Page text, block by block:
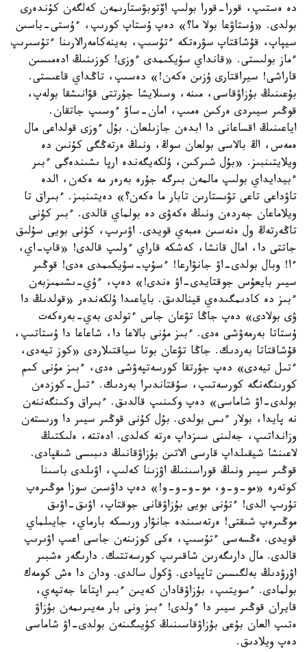
دە ەستىپ، قورا-قورا بولىپ اۆتوبۋستارىمەن كەلگەن كۇندەرى
بولدى. «ۇستاۋعا بولا ما؟» دەپ ۇستاپ كورىپ، ءۇستى-باسىن
سيپاپ، قۇشاقتاپ سۋرەتكە ءتۇسىپ، بەينەكامەرالارىنا ءتۇسىرىپ
ءماز بولىستى. «قانداي سۇيكىمدى ءوزى! كوزىنىڭ ادەمىسىن
قاراشى! سيراقتارى ۇزىن ەكەن!» دەسىپ، تاڭداي قاعىستى.
بۇعىنىڭ بۇزاۋقاسى، مىنە، وسىلايشا جۇرتتى قۋانىشقا بولەپ،
قوڭىر سيىردى ەركىن ەمىپ، امان-ساۋ ءوسىپ جاتقان.
اياعىنىڭ اقساعانى دا ابدەن جازىلعان. بۇل ءوزى قولداعى مال
ەمەس، اڭ بالاسى بولعان سوڭ، ونىڭ ەرتەڭگى كۇنىن دە
ويلايتىنبىز. «بۇل شىركىن، ۇلكەيگەندە ارپا ىشىندەگى ءبىر
ءبيدايداي بولىپ مالمەن بىرگە جۇرە بەرەر مە ەكەن، الدە
تاۋداعى تاعى تۋىستارىن تابار ما ەكەن؟» دەيتىنبىز. ءبىراق تا
ويلاماعان جەردەن ونىڭ ەكەۋى دە بولماي قالدى. ءبىر كۇنى
تاڭەرتەڭ ول ەنەسىن ەمبەي قويدى. اۋىرىپ، كۇنى بويى سۇلىق
جاتتى دا، امال قانشا، كەشكە قاراي ءولىپ قالدى! «قاپ-اي،
ءا! وبال بولدى-اۋ جانۋارعا! ءسۇپ-سۇيكىمدى ەدى! قوڭىر
سيىر بايعۇس جوقتايدى-اۋ ەندى!» دەپ، ءۇي-ىشىمىزبەن
ءبىز دە كادىمگىدەي قينالدىق. باياعىدا ۇلكەندەر «قولدىڭ دا
ۋى بولادى» دەپ جاڭا تۋعان جاس ءتولدى بەي-بەرەكەت
ۇستاتا بەرمەۋشى ەدى. ءبىز مۇنى بالاعا دا، شاعاعا دا ۇستاتىپ،
قۇشاقتاتا بەردىك. جاڭا تۋعان بوتا سياقتىلاردى «كوز تيەدى،
ءتىل تيەدى» دەپ جۇرتقا كورسەتپەۋشى ەدى، ءبىز مۇنى كىم
كورىنگەنگە كورسەتىپ، سۇقتاندىرا بەردىك. ءتىل-كوزدەن
بولدى-اۋ شاماسى» دەپ وكىنىپ قالدىق. ءبىراق وكىنگەننەن
نە پايدا، بولار ءىس بولدى. بۇل كۇنى قوڭىر سيىر دا ورىستەن
وزانداتىپ، جەلىنى سىزداپ ەرتە كەلدى. ادەتتە، ەلىكتىڭ
لاعىنشا شيقىلداپ قارسى الاتىن بۇزاۋقانىڭ دىبىسى شىقپادى.
قوڭىر سيىر ونىڭ قوراسىنىڭ اۋزىنا كەلىپ، اۋىلدى باسىنا
كوتەرە «مو-و-و، مو-و-و-و!» دەپ داۋسىن سوزا موڭىرەپ
تۇرىپ الدى! ءتۇنى بويى بۇزاۋقانى جوقتاپ، اۋىق-اۋىق
موڭىرەپ شىقتى! ەرتەسىندە جانۋار ورىسكە بارماي، جايىلماي
قويدى. ەڭسەسى ءتۇسىپ، ەكى كوزىنەن جاسى اعىپ اۋىرىپ
قالدى. مال دارىگەرىن شاقىرىپ كورسەتتىك. دارىگەر ەشبىر
اۋرۋدىڭ بەلگىسىن تاپپادى. ۋكول سالدى. ودان دا ەش كومەك
بولمادى. ءسويتىپ، بۇزاۋقادان كەيىن ءبىر اپتاعا جەتپەي،
قايران قوڭىر سيىر دا ءولدى! ءبىز ونى بار مەيىرىمەن بۇزاۋ
ەتىپ العان بۇعى بۇزاۋقاسىنىڭ كۇيىگىنەن بولدى-اۋ شاماسى
دەپ ويلادىق.